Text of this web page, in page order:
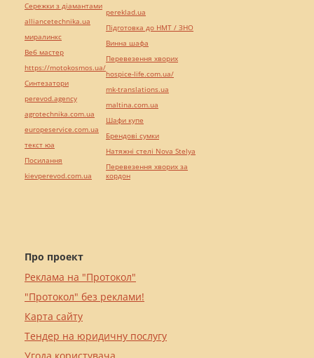
Про проект
Реклама на "Протокол"
"Протокол" без реклами!
Карта сайту
Тендер на юридичну послугу
Сережки з діамантами
alliancetechnika.ua
миралинкс
Веб мастер
https://motokosmos.ua/
Синтезатори
perevod.agency
agrotechnika.com.ua
europeservice.com.ua
текст юа
Посилання
kievperevod.com.ua
pereklad.ua
Підготовка до НМТ / ЗНО
Винна шафа
Перевезення хворих
hospice-life.com.ua/
mk-translations.ua
maltina.com.ua
Шафи купе
Брендові сумки
Натяжні стелі Nova Stelya
Перевезення хворих за
кордон